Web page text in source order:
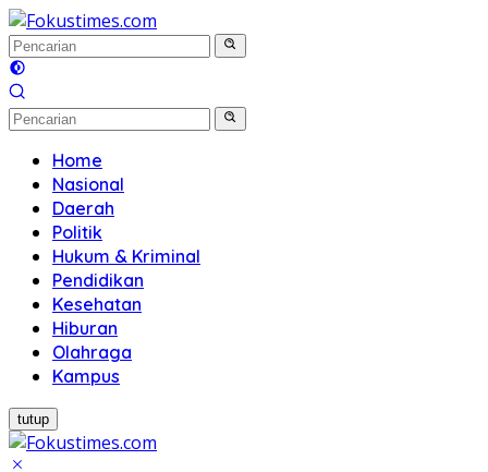
Langsung
ke
konten
Home
Nasional
Daerah
Politik
Hukum & Kriminal
Pendidikan
Kesehatan
Hiburan
Olahraga
Kampus
tutup